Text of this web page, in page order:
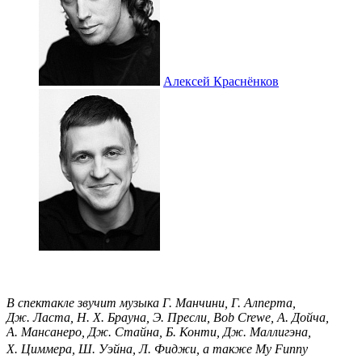
Алексей Краснёнков
В спектакле звучит музыка Г. Манчини, Г. Алперта,
Дж. Ласта, Н. Х. Брауна, Э. Пресли, Bob Crewe, А. Дойча,
А. Мансанеро, Дж. Стайна, Б. Конти, Дж. Маллигэна,
Х. Циммера, Ш. Уэйна, Л. Фиджи, а также My Funny